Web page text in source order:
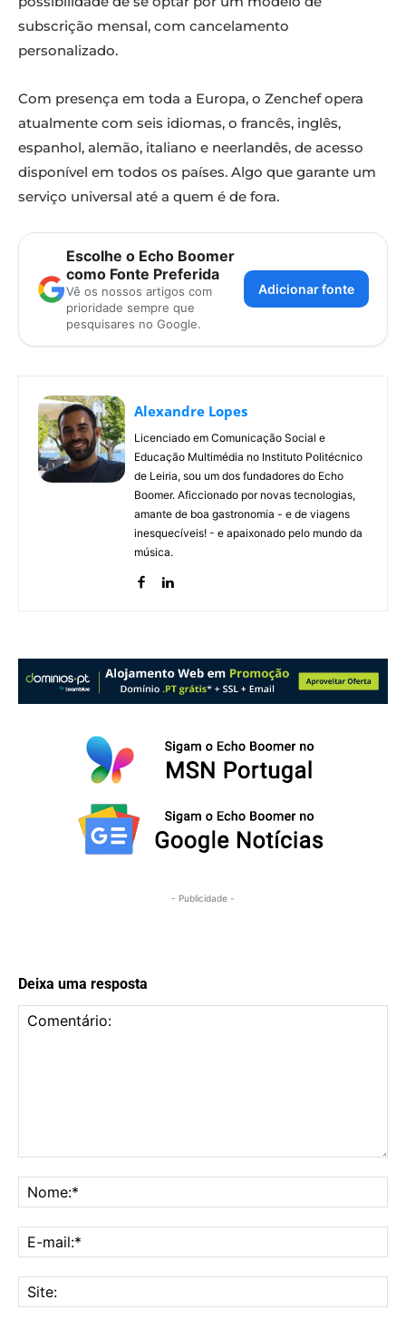
subscrição mensal, com cancelamento
personalizado.
Com presença em toda a Europa, o Zenchef opera
atualmente com seis idiomas, o francês, inglês,
espanhol, alemão, italiano e neerlandês, de acesso
disponível em todos os países. Algo que garante um
serviço universal até a quem é de fora.
Escolhe o Echo Boomer
como Fonte Preferida
Vê os nossos artigos com
prioridade sempre que
pesquisares no Google.
Adicionar fonte
Alexandre Lopes
Licenciado em Comunicação Social e
Educação Multimédia no Instituto Politécnico
de Leiria, sou um dos fundadores do Echo
Boomer. Aficcionado por novas tecnologias,
amante de boa gastronomia - e de viagens
inesquecíveis! - e apaixonado pelo mundo da
música.
- Publicidade -
Deixa uma resposta